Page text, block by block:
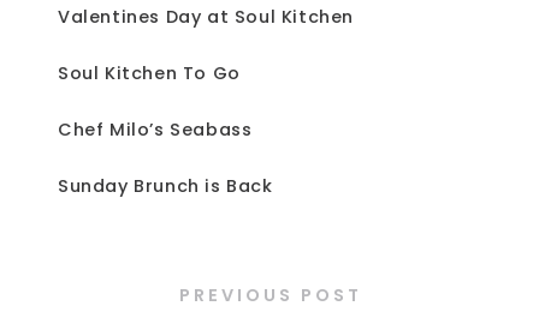
Valentines Day at Soul Kitchen
Soul Kitchen To Go
Chef Milo’s Seabass
Sunday Brunch is Back
PREVIOUS POST